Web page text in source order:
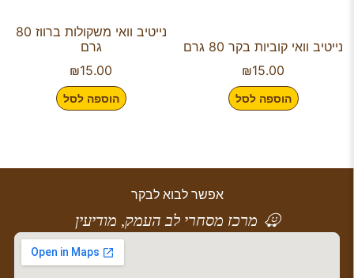
נייטיב וואי קוביות בקר 80 גרם
₪15.00
הוספה לסל
נייטיב וואי משקולות ברווז 80
גרם
₪15.00
הוספה לסל
אפשר לבוא לבקר
מרכז מסחרי לב העמק, מודיעין